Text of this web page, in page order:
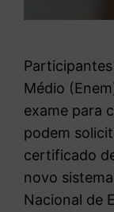
Médio
exame para
podem
certificado
novo
Nacional de